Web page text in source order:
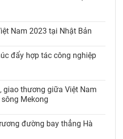
Nam 2023 tại Nhật Bản
đẩy hợp tác công nghiệp
giao thương giữa Việt Nam
Mekong
đường bay thẳng Hà